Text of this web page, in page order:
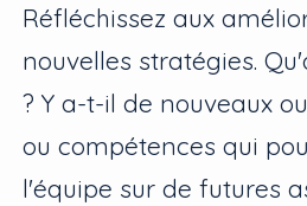
Réfléchissez aux
nouvelles stratégies.
? Y a-t-il de nouveaux
ou compétences qui
l'équipe sur de futures